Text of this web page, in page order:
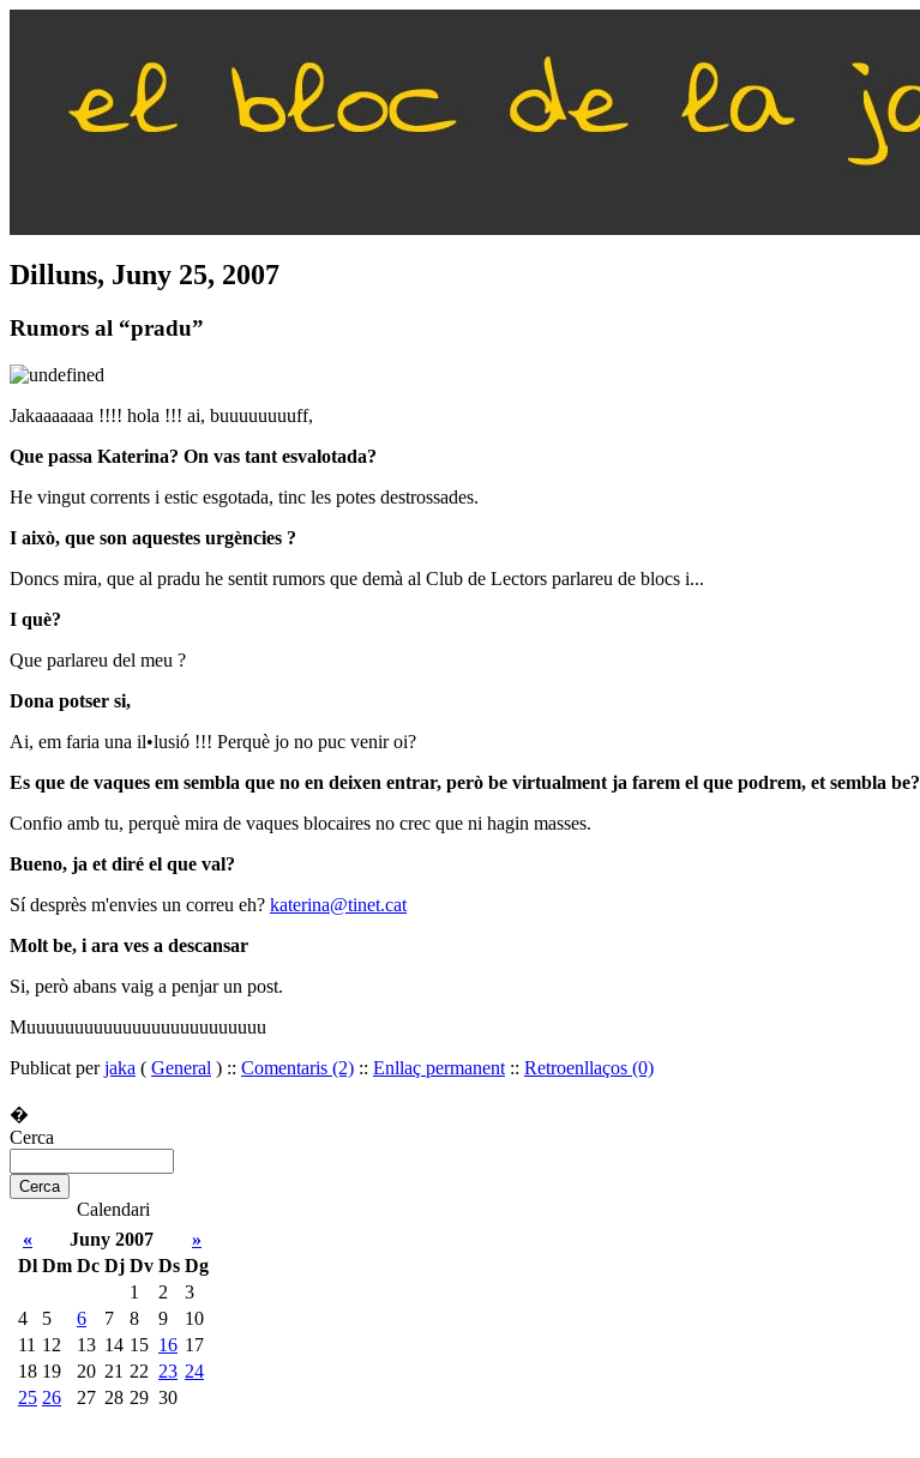
Dilluns, Juny 25, 2007
Rumors al “pradu”
Jakaaaaaaa !!!! hola !!! ai, buuuuuuuuff,
Que passa Katerina? On vas tant esvalotada?
He vingut corrents i estic esgotada, tinc les potes destrossades.
I això, que son aquestes urgències ?
Doncs mira, que al pradu he sentit rumors que demà al Club de Lectors parlareu de blocs i...
I què?
Que parlareu del meu ?
Dona potser si,
Ai, em faria una il•lusió !!! Perquè jo no puc venir oi?
Es que de vaques em sembla que no en deixen entrar, però be virtualment ja farem el que podrem, et sembla be?
Confio amb tu, perquè mira de vaques blocaires no crec que ni hagin masses.
Bueno, ja et diré el que val?
Sí desprès m'envies un correu eh? katerina@tinet.cat
Molt be, i ara ves a descansar
Si, però abans vaig a penjar un post.
Muuuuuuuuuuuuuuuuuuuuuuuuu
Publicat perjaka ( General ) :: Comentaris (2) :: Enllaç permanent :: Retroenllaços (0)
�
Cerca
Calendari
«
Juny 2007
»
Dl Dm Dc Dj Dv Ds Dg
1
2
3
4
5 6 7 8 9
10
11 12 13 14 15 16 17
18 19 20 21 22 23 24
25 26 27 28 29 30